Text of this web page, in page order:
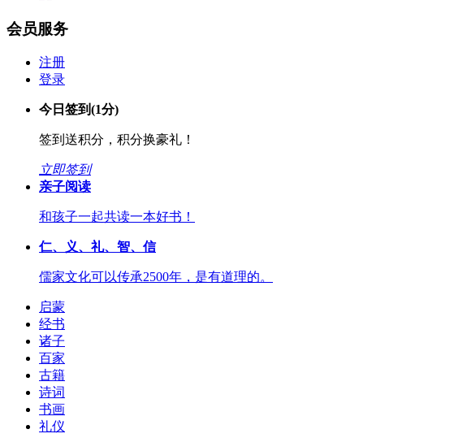
会员服务
注册
登录
今日签到(1分)
签到送积分，积分换豪礼！
立即签到
亲子阅读
和孩子一起共读一本好书！
仁、义、礼、智、信
儒家文化可以传承2500年，是有道理的。
启蒙
经书
诸子
百家
古籍
诗词
书画
礼仪